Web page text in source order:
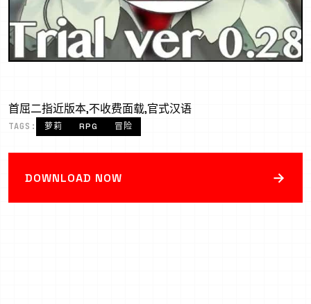
首屈二指近版本,不收费面载,官式汉语
TAGS: 萝莉 RPG 冒险
DOWNLOAD NOW →